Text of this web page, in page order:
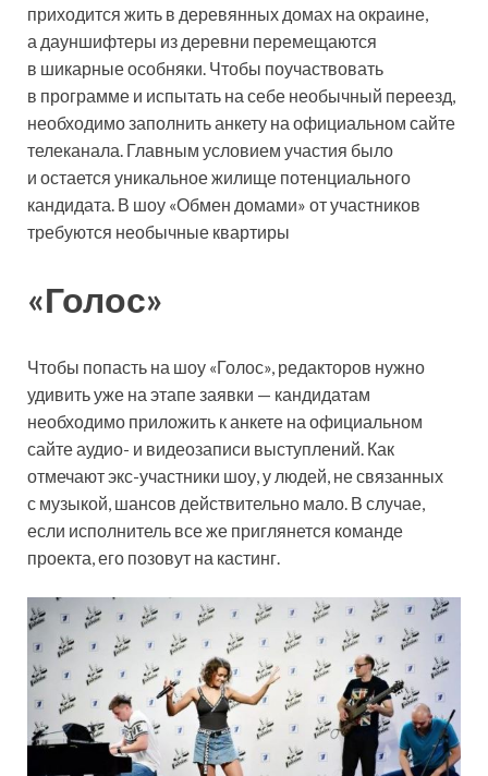
приходится жить в деревянных домах на окраине,
а дауншифтеры из деревни перемещаются
в шикарные особняки. Чтобы поучаствовать
в программе и испытать на себе необычный переезд,
необходимо заполнить анкету на официальном сайте
телеканала. Главным условием участия было
и остается уникальное жилище потенциального
кандидата. В шоу «Обмен домами» от участников
требуются необычные квартиры
«Голос»
Чтобы попасть на шоу «Голос», редакторов нужно
удивить уже на этапе заявки — кандидатам
необходимо приложить к анкете на официальном
сайте аудио- и видеозаписи выступлений. Как
отмечают экс-участники шоу, у людей, не связанных
с музыкой, шансов действительно мало. В случае,
если исполнитель все же приглянется команде
проекта, его позовут на кастинг.